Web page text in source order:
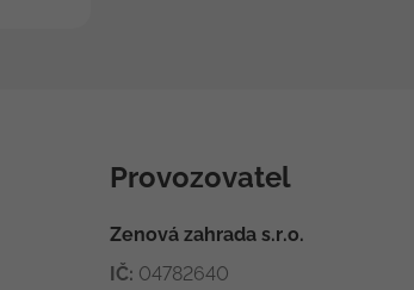
Provozovatel
Zenová zahrada s.r.o.
IČ: 04782640